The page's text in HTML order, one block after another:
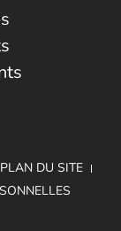
PLAN DU SITE